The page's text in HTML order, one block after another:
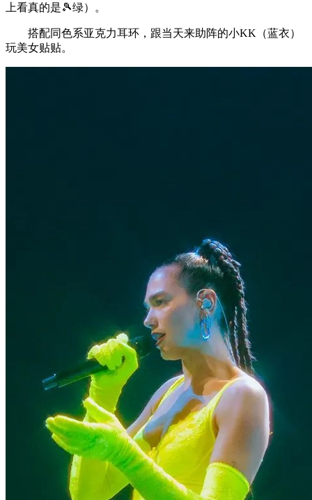
上看真的是🎾绿）。
搭配同色系亚克力耳环，跟当天来助阵的小KK（蓝衣）
玩美女贴贴。